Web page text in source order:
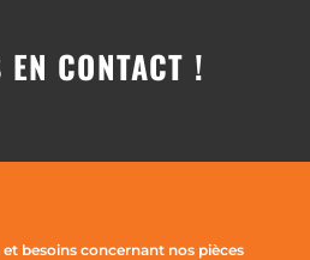
EN CONTACT !
besoins concernant nos pièces